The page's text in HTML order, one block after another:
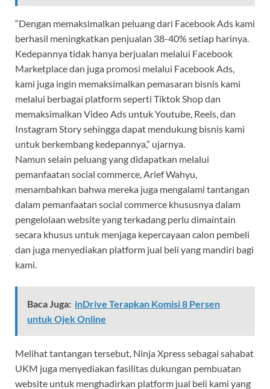
“Dengan memaksimalkan peluang dari Facebook Ads kami
berhasil meningkatkan penjualan 38-40% setiap harinya.
Kedepannya tidak hanya berjualan melalui Facebook
Marketplace dan juga promosi melalui Facebook Ads,
kami juga ingin memaksimalkan pemasaran bisnis kami
melalui berbagai platform seperti Tiktok Shop dan
memaksimalkan Video Ads untuk Youtube, Reels, dan
Instagram Story sehingga dapat mendukung bisnis kami
untuk berkembang kedepannya,” ujarnya.
Namun selain peluang yang didapatkan melalui
pemanfaatan social commerce, Arief Wahyu,
menambahkan bahwa mereka juga mengalami tantangan
dalam pemanfaatan social commerce khususnya dalam
pengelolaan website yang terkadang perlu dimaintain
secara khusus untuk menjaga kepercayaan calon pembeli
dan juga menyediakan platform jual beli yang mandiri bagi
kami.
Baca Juga: inDrive Terapkan Komisi 8 Persen
untuk Ojek Online
Melihat tantangan tersebut, Ninja Xpress sebagai sahabat
UKM juga menyediakan fasilitas dukungan pembuatan
website untuk menghadirkan platform jual beli kami yang